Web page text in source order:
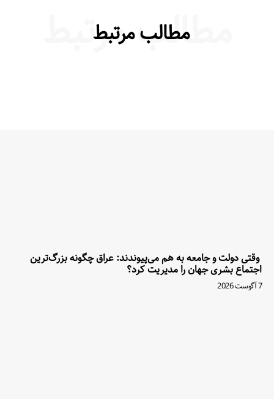
مطالب مرتبط
مطالب مرتبط
وقتی دولت و جامعه به هم می‌پیوندند: عراق چگونه بزرگ‌ترین
اجتماع بشری جهان را مدیریت کرد؟
7 آگوست 2026